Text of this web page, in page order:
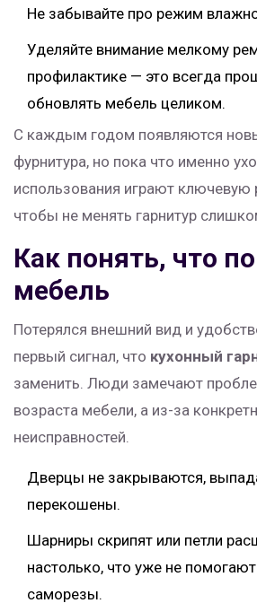
Не забывайте про режим
Уделяйте внимание мелкому
профилактике — это всегда
обновлять мебель целиком.
С каждым годом появляются
фурнитура, но пока что именно
использования играют ключевую
чтобы не менять гарнитур
Как понять, что
мебель
Потерялся внешний вид и
первый сигнал, что кухонный
заменить. Люди замечают
возраста мебели, а из-за
неисправностей.
Дверцы не закрываются,
перекошены.
Шарниры скрипят или петли
настолько, что уже не
саморезы.